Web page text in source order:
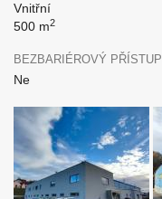
Vnitřní
500 m2
BEZBARIÉROVÝ PŘÍSTUP
Ne